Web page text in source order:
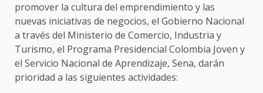
promover la cultura del emprendimiento y las
nuevas iniciativas de negocios, el Gobierno Nacional
a través del Ministerio de Comercio, Industria y
Turismo, el Programa Presidencial Colombia Joven y
el Servicio Nacional de Aprendizaje, Sena, darán
prioridad a las siguientes actividades: